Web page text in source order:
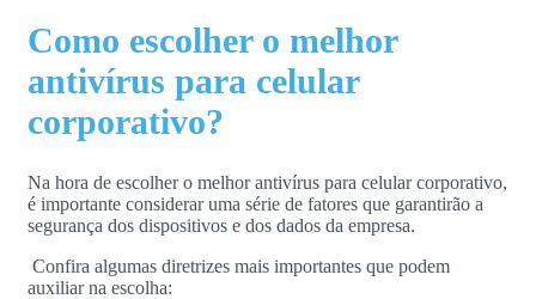
Como escolher o melhor
antivírus para celular
corporativo?
Na hora de escolher o melhor antivírus para celular corporativo,
é importante considerar uma série de fatores que garantirão a
segurança dos dispositivos e dos dados da empresa.
Confira algumas diretrizes mais importantes que podem
auxiliar na escolha: